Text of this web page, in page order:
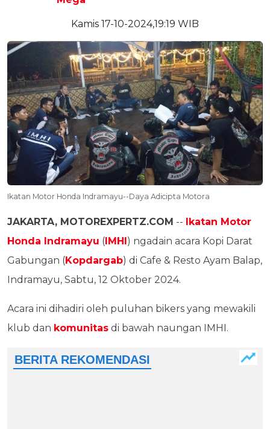
Kamis 17-10-2024,19:19 WIB
Ikatan Motor Honda Indramayu--Daya Adicipta Motora
JAKARTA, MOTOREXPERTZ.COM -- Ikatan Motor
Honda Indramayu (IMHI) ngadain acara Kopi Darat
Gabungan (Kopdargab) di Cafe & Resto Ayam Balap,
Indramayu, Sabtu, 12 Oktober 2024.
Acara ini dihadiri oleh puluhan bikers yang mewakili
klub dan komunitas di bawah naungan IMHI.